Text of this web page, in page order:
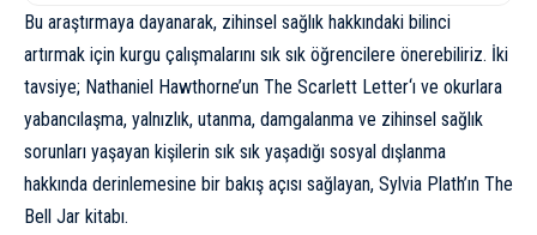
Bu araştırmaya dayanarak, zihinsel sağlık hakkındaki bilinci
artırmak için kurgu çalışmalarını sık sık öğrencilere önerebiliriz. İki
tavsiye; Nathaniel Hawthorne’un The Scarlett Letter‘ı ve okurlara
yabancılaşma, yalnızlık, utanma, damgalanma ve zihinsel sağlık
sorunları yaşayan kişilerin sık sık yaşadığı sosyal dışlanma
hakkında derinlemesine bir bakış açısı sağlayan, Sylvia Plath’ın The
Bell Jar kitabı.